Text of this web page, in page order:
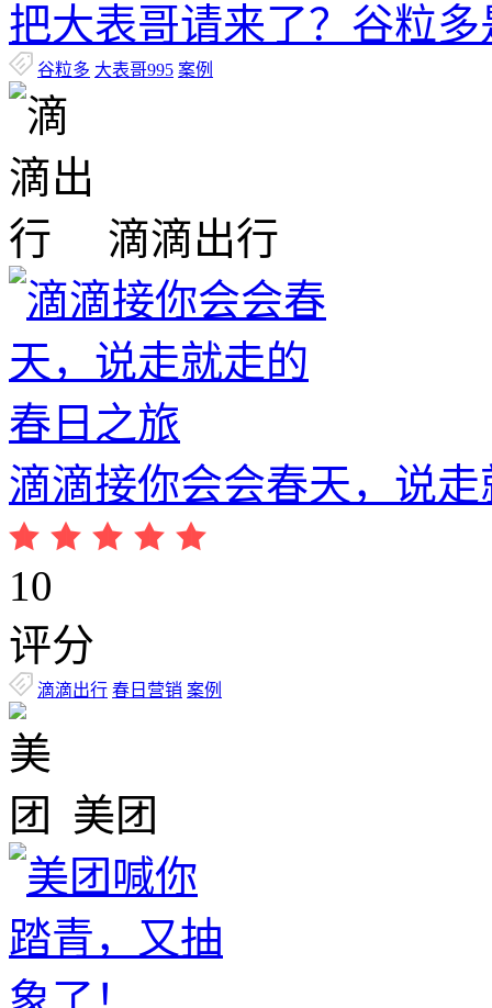
把大表哥请来了？谷粒
谷粒多 大表哥995 案例
滴滴出行
滴滴接你会会春天，说
10
评分
滴滴出行 春日营销 案例
美团